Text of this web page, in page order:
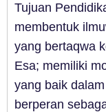
Tujuan
membentuk
yang bertaqwa
Esa; memiliki
yang baik
berperan